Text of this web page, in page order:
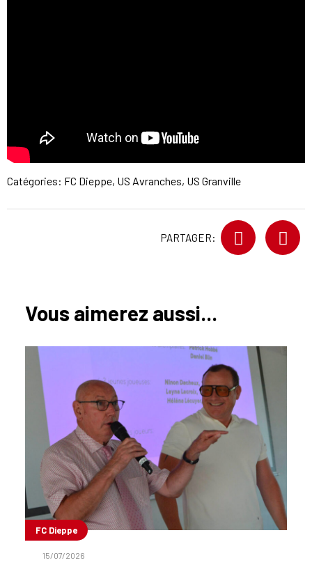
Catégories: FC Dieppe, US Avranches, US Granville
PARTAGER:
Vous aimerez aussi...
FC Dieppe
15/07/2026